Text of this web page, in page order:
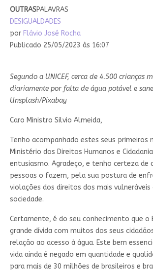
OUTRASPALAVRAS
DESIGUALDADES
por Flávio José Rocha
Publicado 25/05/2023 às 16:07
Segundo a UNICEF, cerca de 4.500 crianças
diariamente por falta de água potável e
Unsplash/Pixabay
Caro Ministro Silvio Almeida,
Tenho acompanhado estes seus primeiros
Ministério dos Direitos Humanos e
entusiasmo. Agradeço, e tenho certeza de
pessoas o fazem, pela sua postura de
violações dos direitos dos mais vulneráveis
sociedade.
Certamente, é do seu conhecimento que o
grande dívida com muitos dos seus
relação ao acesso à água. Este bem
vida ainda é negado em quantidade e
para mais de 30 milhões de brasileiros e